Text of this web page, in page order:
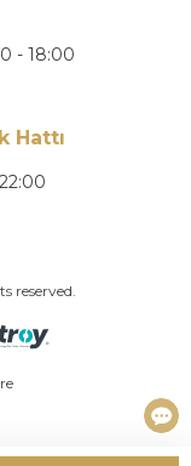
- 18:00
Hattı
reserved.